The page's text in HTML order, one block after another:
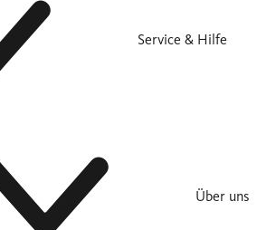
Service & Hilfe
Über uns